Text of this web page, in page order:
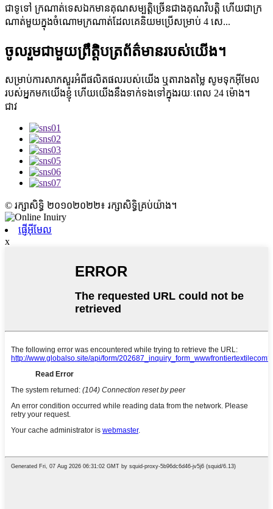
ជាទូទៅ ក្រណាត់ទេសឯកមានគុណសម្បត្តិច្រើនជាងគុណវិបត្តិ ហើយជាក្រ
ណាត់មួយក្នុងចំណោមក្រណាត់ដែលគេនិយមប្រើសម្រាប់ 4 សេ...
ចូលរួមជាមួយព្រឹត្តិបត្រព័ត៌មានរបស់យើង។
សម្រាប់ការសាកសួរអំពីផលិតផលរបស់យើង ឬតារាងតម្លៃ សូមទុកអ៊ីមែល
របស់អ្នកមកយើងខ្ញុំ ហើយយើងនឹងទាក់ទងទៅក្នុងរយៈពេល 24 ម៉ោង។
ជាវ
© រក្សាសិទ្ធិ ២០១០២០២២៖ រក្សាសិទ្ធិគ្រប់យ៉ាង។
ផ្ញើអ៊ីមែល
x